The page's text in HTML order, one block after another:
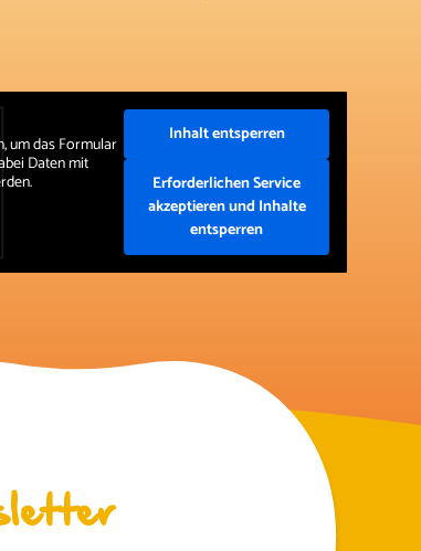
um das Formular
Daten mit
Inhalt entsperren
Erforderlichen Service
akzeptieren und Inhalte
entsperren